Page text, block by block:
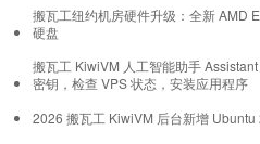
搬瓦工纽约机房硬件升级：全新 AMD
硬盘
搬瓦工 KiwiVM 人工智能助手
密钥，检查 VPS 状态，安装应用程序
2026 搬瓦工 KiwiVM 后台新增